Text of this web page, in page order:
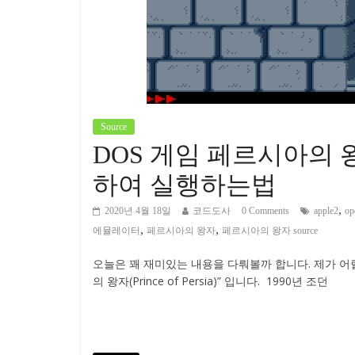
Source
DOS 게임 페르시아의
하여 실행하는법
2020년 4월 18일 코드도사 0 Comments apple2,
에뮬레이터 , 페르시아의 왕자, 페르시아의 왕자 source
오늘은 꽤 재미있는 내용을 다뤄볼까 합니다. 제가
의 왕자(Prince of Persia)” 입니다. 1990년 조던